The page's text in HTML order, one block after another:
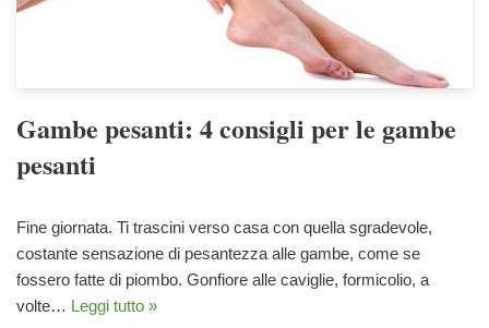
Gambe pesanti: 4 consigli per le gambe
pesanti
Fine giornata. Ti trascini verso casa con quella sgradevole,
costante sensazione di pesantezza alle gambe, come se
fossero fatte di piombo. Gonfiore alle caviglie, formicolio, a
volte… Leggi tutto »